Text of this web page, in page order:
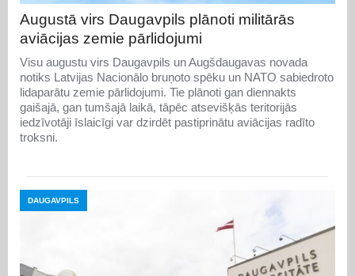
Augustā virs Daugavpils plānoti militārās
aviācijas zemie pārlidojumi
Visu augustu virs Daugavpils un Augšdaugavas novada
notiks Latvijas Nacionālo bruņoto spēku un NATO sabiedroto
lidaparātu zemie pārlidojumi. Tie plānoti gan diennakts
gaišajā, gan tumšajā laikā, tāpēc atsevišķās teritorijās
iedzīvotāji īslaicīgi var dzirdēt pastiprinātu aviācijas radīto
troksni.
DAUGAVPILS